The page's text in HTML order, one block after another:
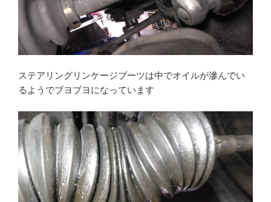
ステアリングリンケージブーツは中でオイルが滲んでい
るようでブヨブヨになっています